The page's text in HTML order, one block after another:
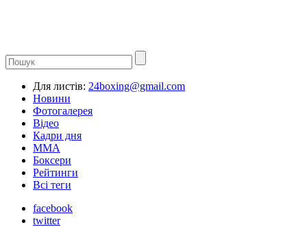
Для листів: 24boxing@gmail.com
Новини
Фотогалерея
Відео
Кадри дня
ММА
Боксери
Рейтинги
Всі теги
facebook
twitter